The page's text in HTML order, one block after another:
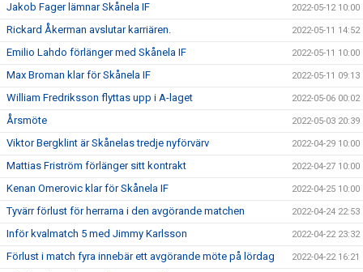
Jakob Fager lämnar Skånela IF 2022-05-12 10:00
Rickard Åkerman avslutar karriären. 2022-05-11 14:52
Emilio Lahdo förlänger med Skånela IF 2022-05-11 10:00
Max Broman klar för Skånela IF 2022-05-11 09:13
William Fredriksson flyttas upp i A-laget 2022-05-06 00:02
Årsmöte 2022-05-03 20:39
Viktor Bergklint är Skånelas tredje nyförvärv 2022-04-29 10:00
Mattias Friström förlänger sitt kontrakt 2022-04-27 10:00
Kenan Omerovic klar för Skånela IF 2022-04-25 10:00
Tyvärr förlust för herrarna i den avgörande matchen 2022-04-24 22:53
Inför kvalmatch 5 med Jimmy Karlsson 2022-04-22 23:32
Förlust i match fyra innebär ett avgörande möte på lördag 2022-04-22 16:21